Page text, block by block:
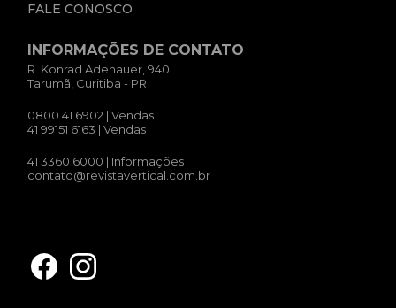
FALE CONOSCO
INFORMAÇÕES DE CONTATO
R. Konrad Adenauer, 940
Tarumã, Curitiba - PR
0800 41 6902 | Vendas
41 99151 6163 | Vendas
41 3360 6000 | Informações
contato@revistavertical.com.br